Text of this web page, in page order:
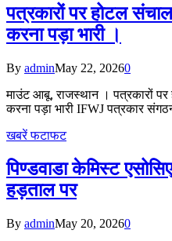
पत्रकारों पर होटल
करना पड़ा भारी ।
By adminMay 22, 20260
माउंट आबू, राजस्थान । पत्रकारों पर
करना पड़ा भारी IFWJ पत्रकार
खबरें फटाफट
पिण्डवाडा केमिस्ट
हड़ताल पर
By adminMay 20, 20260